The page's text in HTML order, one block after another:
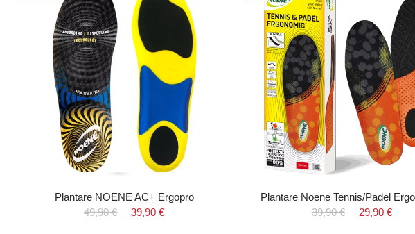
Plantare NOENE AC+ Ergopro
49,90 €
39,90 €
Plantare Noene Tennis/Padel
39,90 €
29,90 €